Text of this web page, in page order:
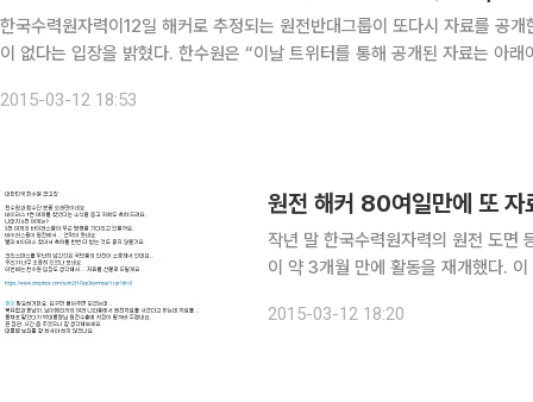
한국수력원자력이12일 해커로 추정되는 원전반대그룹이 또다시 자료를 공
이 없다는 입장을 밝혔다. 한수원은 “이날 트위터를 통해 공개된 자료는 아래아한글(1개)과 동영상(1개), 프로그램파일(2개), 그림파일(8
2015-03-12 18:53
작년 말 한국수력원자력의 원전 도면
이 약 3개월 만에 활동을 재개했다.
다. 그러나 한수원과 산업통상자원
2015-03-12 18:20